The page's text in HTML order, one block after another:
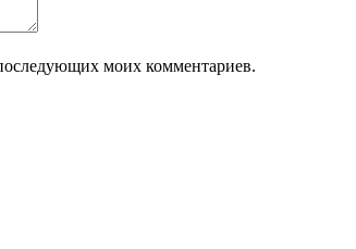
моих комментариев.